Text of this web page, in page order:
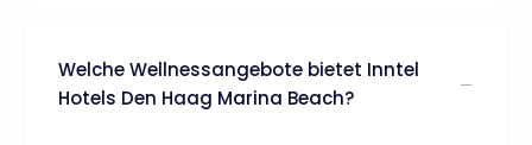
Welche Wellnessangebote bietet Inntel
Hotels Den Haag Marina Beach?